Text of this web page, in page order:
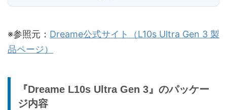
ン重量
最大吸引力
水拭き機能
※参照元： Dreame公式サイト（L10s Ultra Gen 3 製
品ページ）
『Dreame L10s Ultra Gen 3』のパッケー
ジ内容